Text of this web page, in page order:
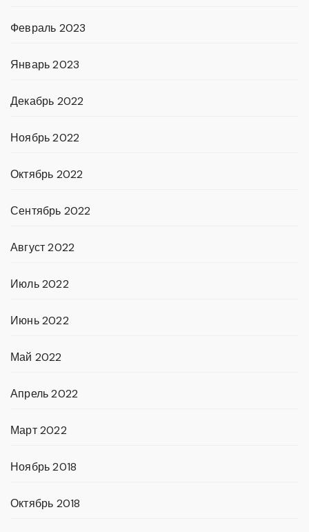
Февраль 2023
Январь 2023
Декабрь 2022
Ноябрь 2022
Октябрь 2022
Сентябрь 2022
Август 2022
Июль 2022
Июнь 2022
Май 2022
Апрель 2022
Март 2022
Ноябрь 2018
Октябрь 2018